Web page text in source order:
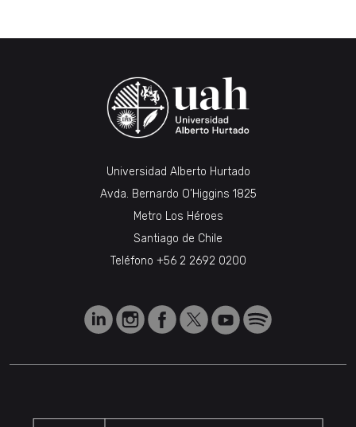
Universidad Alberto Hurtado
Avda. Bernardo O’Higgins 1825
Metro Los Héroes
Santiago de Chile
Teléfono +56 2 2692 0200